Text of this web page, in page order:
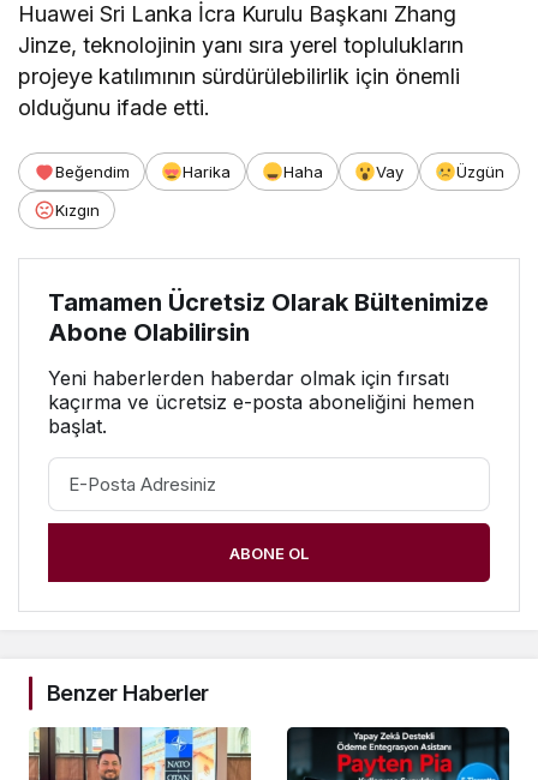
Huawei Sri Lanka İcra Kurulu Başkanı Zhang
Jinze, teknolojinin yanı sıra yerel toplulukların
projeye katılımının sürdürülebilirlik için önemli
olduğunu ifade etti.
Beğendim Harika Haha Vay
Üzgün
Kızgın
Tamamen Ücretsiz Olarak Bültenimize
Abone Olabilirsin
Yeni haberlerden haberdar olmak için fırsatı
kaçırma ve ücretsiz e-posta aboneliğini hemen
başlat.
ABONE OL
Benzer Haberler